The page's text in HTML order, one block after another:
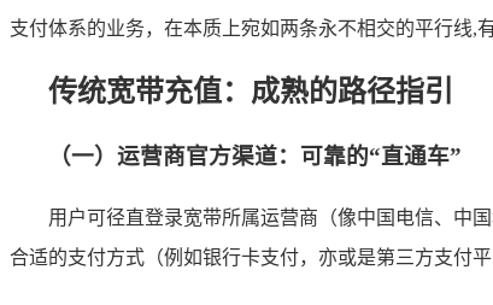
支付体系的业务，在本质上宛如两条永不相交的平行线,
传统宽带充值：成熟的路径指引
（一）运营商官方渠道：可靠的“直通车”
用户可径直登录宽带所属运营商（像中国电信、中
合适的支付方式（例如银行卡支付，亦或是第三方支付